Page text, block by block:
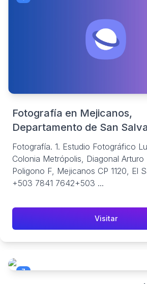
Fotografía en Mejicanos,
Departamento de San
Cybo
Fotografía. 1. Estudio Fotográfico
Colonia Metrópolis, Diagonal Arturo
Poligono F, Mejicanos CP 1120, El
+503 7841 7642+503 ...
Visitar
7